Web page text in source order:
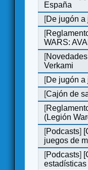
España
[De jugón a
[
WARS:
[
Verkami
[De jugón a
[Cajón de
[
(Legión
[Podcasts]
juegos de
[Podcasts]